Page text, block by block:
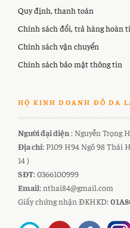
Quy định, thanh toán
Chính sách đổi, trả hàng hoàn
Chính sách vận chuyển
Chính sách bảo mật thông tin
HỘ KINH DOANH ĐỒ DA
Người đại diện : Nguyễn Trọng
Địa chỉ: P109 H94 Ngõ 98 Thái
14 )
SĐT: 0366100999
Email: nthai84@gmail.com
Giấy chứng nhận ĐKHKD: